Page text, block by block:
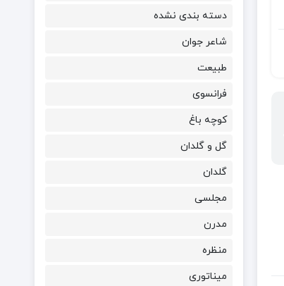
دسته بندی نشده
شاعر جوان
طبیعت
فرانسوی
کوچه باغ
گل و گلدان
گلدان
مجلسی
مدرن
منظره
میناتوری